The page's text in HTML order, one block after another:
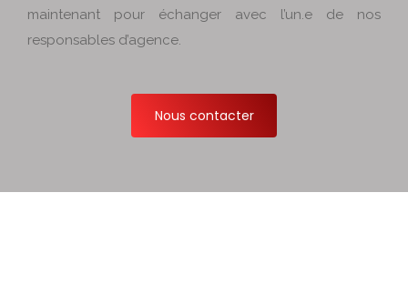
maintenant pour échanger avec l’un.e de nos
responsables d’agence.
Nous contacter